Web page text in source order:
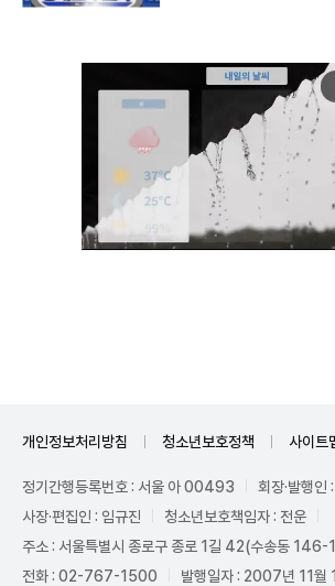
개인정보처리방침 청소년보호정책 사이트
정기간행등록번호 : 서울 아 00493
회장·발행인
사장·편집인 : 임규진
청소년보호책임자 : 전운
주소 : 서울특별시 종로구 종로 1길 42(수송동 146-
전화 : 02-767-1500
발행일자 : 2007년 11월